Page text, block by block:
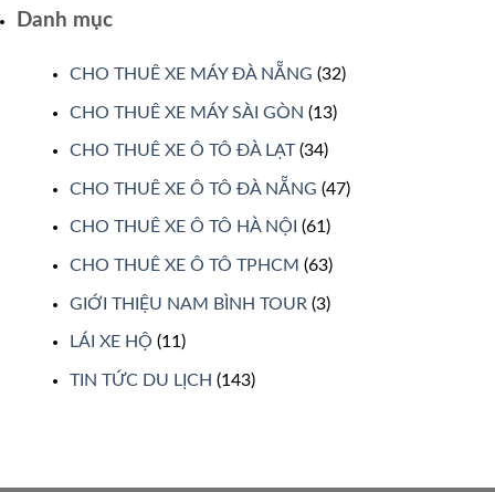
Danh mục
CHO THUÊ XE MÁY ĐÀ NẴNG (32)
CHO THUÊ XE MÁY SÀI GÒN (13)
CHO THUÊ XE Ô TÔ ĐÀ LẠT(34)
CHO THUÊ XE Ô TÔ ĐÀ NẴNG (47)
CHO THUÊ XE Ô TÔ HÀ NỘI (61)
CHO THUÊ XE Ô TÔ TPHCM (63)
GIỚI THIỆU NAM BÌNH TOUR (3)
LÁI XE HỘ (11)
TIN TỨC DU LỊCH (143)